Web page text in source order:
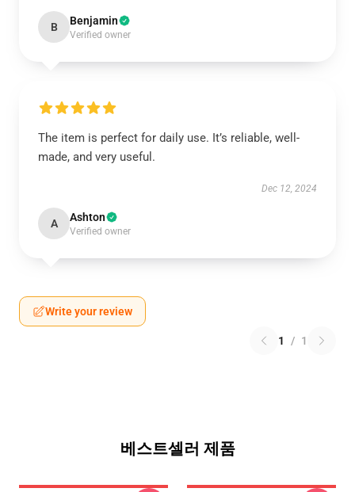
B Benjamin
Verified owner
The item is perfect for daily use. It’s reliable, well-
made, and very useful.
Dec 12, 2024
A Ashton
Verified owner
Write your review
1 / 1
베스트셀러 제품